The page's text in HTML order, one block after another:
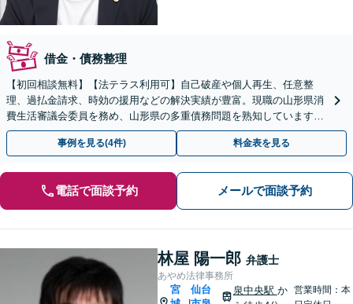
借金・債務整理
【初回相談無料】【法テラス利用可】自己破産や個人再生、任意整
理、過払金請求、時効の援用などの解決実績が豊富。現職の山形県消
費生活審議会委員を務め、山形県の多重債務問題を熟知しています
【オンライン面談可】【無料駐車場あり】【山形駅徒歩11分】
事例を見る(4件) 料金表を見る
電話で面談予約 メールで面談予約
林屋 陽一郎 弁護士
あやめ法律事務所
宮
仙台
泉中央駅 か 営業時間：本